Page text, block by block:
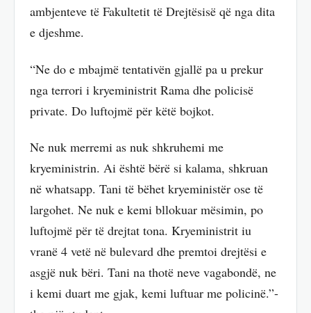
ambjenteve të Fakultetit të Drejtësisë që nga dita
e djeshme.
“Ne do e mbajmë tentativën gjallë pa u prekur
nga terrori i kryeministrit Rama dhe policisë
private. Do luftojmë për këtë bojkot.
Ne nuk merremi as nuk shkruhemi me
kryeministrin. Ai është bërë si kalama, shkruan
në whatsapp. Tani të bëhet kryeministër ose të
largohet. Ne nuk e kemi bllokuar mësimin, po
luftojmë për të drejtat tona. Kryeministrit iu
vranë 4 vetë në bulevard dhe premtoi drejtësi e
asgjë nuk bëri. Tani na thotë neve vagabondë, ne
i kemi duart me gjak, kemi luftuar me policinë.”-